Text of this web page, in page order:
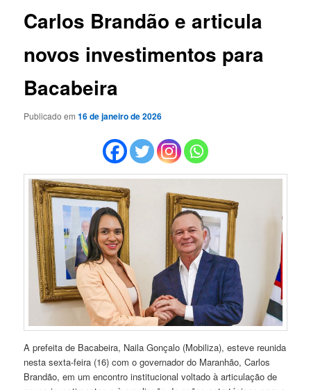
Carlos Brandão e articula
novos investimentos para
Bacabeira
Publicado em16 de janeiro de 2026
A prefeita de Bacabeira, Naila Gonçalo (Mobiliza), esteve reunida
nesta sexta-feira (16) com o governador do Maranhão, Carlos
Brandão, em um encontro institucional voltado à articulação de